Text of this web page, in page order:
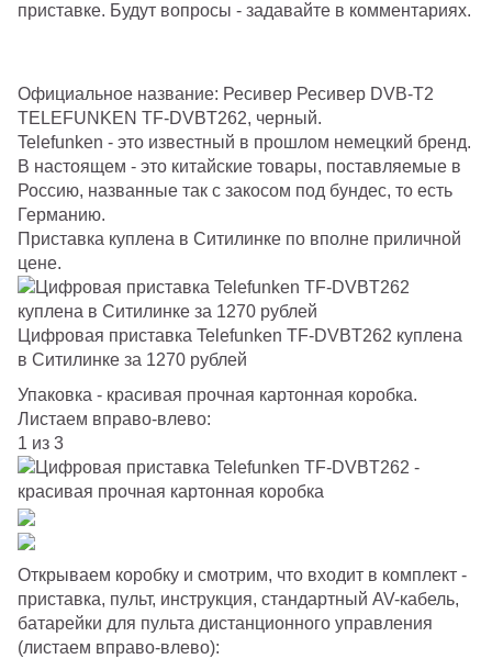
приставке. Будут вопросы - задавайте в комментариях.
Официальное название: Ресивер Ресивер DVB-T2
TELEFUNKEN TF-DVBT262, черный.
Telefunken - это известный в прошлом немецкий бренд.
В настоящем - это китайские товары, поставляемые в
Россию, названные так с закосом под бундес, то есть
Германию.
Приставка куплена в Ситилинке по вполне приличной
цене.
Цифровая приставка Telefunken TF-DVBT262 куплена
в Ситилинке за 1270 рублей
Упаковка - красивая прочная картонная коробка.
Листаем вправо-влево:
1 из 3
Открываем коробку и смотрим, что входит в комплект -
приставка, пульт, инструкция, стандартный AV-кабель,
батарейки для пульта дистанционного управления
(листаем вправо-влево):